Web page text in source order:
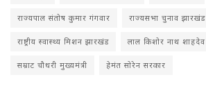
राज्यपाल संतोष कुमार गंगवार राज्यसभा चुनाव झारखंड
राष्ट्रीय स्वास्थ्य मिशन झारखंड लाल किशोर नाथ शाहदेव
सम्राट चौधरी मुख्यमंत्री हेमंत सोरेन सरकार